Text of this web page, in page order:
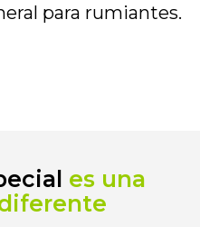
para rumiantes.
es una